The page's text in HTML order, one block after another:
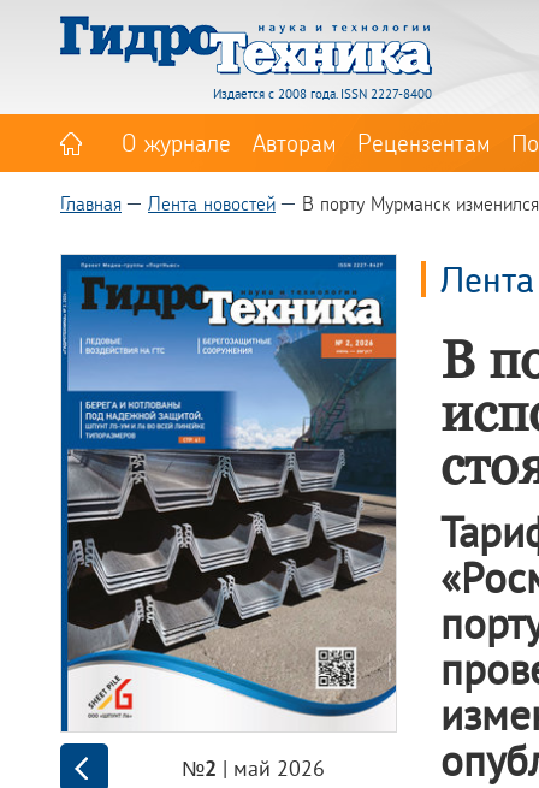
Издается с 2008 года. ISSN 2227-8400
О журнале Авторам Рецензентам
Главная Лента новостей В порту Мурманск
№2 | май 2026
В